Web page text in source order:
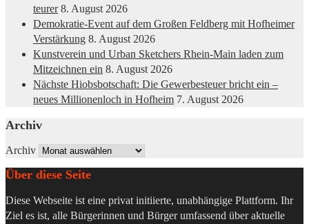
teurer 8. August 2026
Demokratie-Event auf dem Großen Feldberg mit Hofheimer
Verstärkung 8. August 2026
Kunstverein und Urban Sketchers Rhein-Main laden zum
Mitzeichnen ein 8. August 2026
Nächste Hiobsbotschaft: Die Gewerbesteuer bricht ein –
neues Millionenloch in Hofheim 7. August 2026
Archiv
Archiv
Über diese Seite
Diese Webseite ist eine privat initiierte, unabhängige Plattform. Ihr
Ziel es ist, alle Bürgerinnen und Bürger umfassend über aktuelle